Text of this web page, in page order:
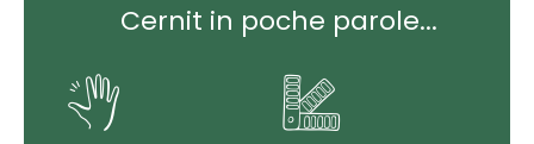
Cernit in poche parole...